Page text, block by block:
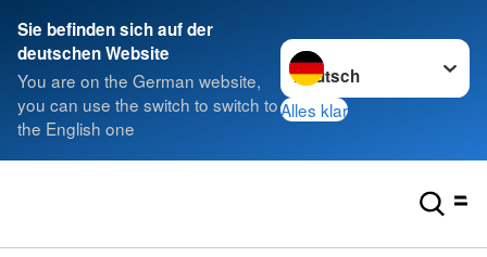
Sie befinden sich auf der
deutschen Website
You are on the German website,
you can use the switch to switch to
the English one
Sprache wechseln zu
Alles klar